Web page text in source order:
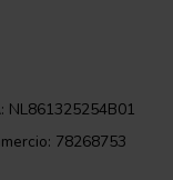
NL861325254B01
78268753